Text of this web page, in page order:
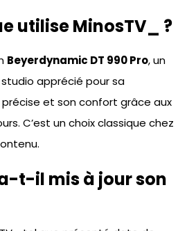
utilise MinosTV_ ?
Beyerdynamic DT 990 Pro, un
apprécié pour sa
et son confort grâce aux
C’est un choix classique chez
t-il mis à jour son